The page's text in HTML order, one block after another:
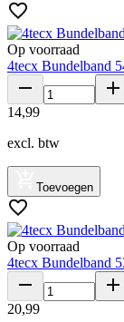
Op voorraad
4tecx Bundelband
14,99
excl. btw
Toevoegen
Op voorraad
4tecx Bundelband
20,99